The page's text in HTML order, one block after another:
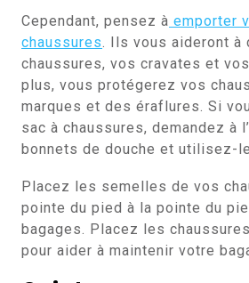
Cependant, pensez à emporter
chaussures. Ils vous aideront à
chaussures, vos cravates et
plus, vous protégerez vos
marques et des éraflures. Si
sac à chaussures, demandez à
bonnets de douche et utilisez-
Placez les semelles de vos
pointe du pied à la pointe du
bagages. Placez les
pour aider à maintenir votre